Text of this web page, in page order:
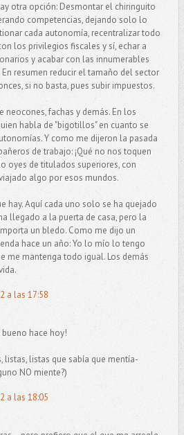
otra opción: Desmontar el chiringuito
competencias, dejando solo lo
cada autonomía, recentralizar todo
los privilegios fiscales y sí, echar a
y acabar con las innumerables
resumen reducir el tamaño del sector
si no basta, pues subir impuestos.
neocones, fachas y demás. En los
habla de "bigotillos" en cuanto se
Y como me dijeron la pasada
de trabajo: ¡Qué no nos toquen
oyes de titulados superiores, con
algo por esos mundos.
hay. Aquí cada uno solo se ha quejado
llegado a la puerta de casa, pero la
un bledo. Como me dijo un
hace un año: Yo lo mío lo tengo
me mantenga todo igual. Los demás
a las 17:58
bueno hace hoy!
listas, listas que sabía que mentía-
NO miente?)
a las 18:05